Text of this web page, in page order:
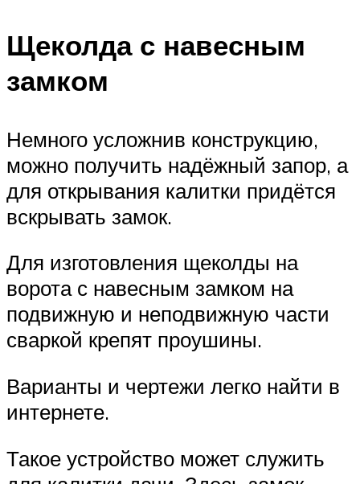
Щеколда с навесным
замком
Немного усложнив конструкцию,
можно получить надёжный запор, а
для открывания калитки придётся
вскрывать замок.
Для изготовления щеколды на
ворота с навесным замком на
подвижную и неподвижную части
сваркой крепят проушины.
Варианты и чертежи легко найти в
интернете.
Такое устройство может служить